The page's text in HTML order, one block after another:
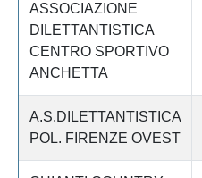
ASSOCIAZIONE
DILETTANTISTICA
CENTRO SPORTIVO
ANCHETTA
A.S.DILETTANTISTICA
POL. FIRENZE OVEST